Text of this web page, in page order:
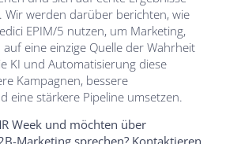
Wir werden darüber berichten, wie
EPIM/5 nutzen, um Marketing,
eine einzige Quelle der Wahrheit
KI und Automatisierung diese
Kampagnen, bessere
eine stärkere Pipeline umsetzen.
Week und möchten über
Marketing sprechen? Kontaktieren